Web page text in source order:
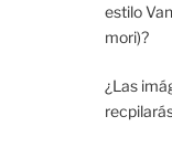
estilo
mori)?
¿Las